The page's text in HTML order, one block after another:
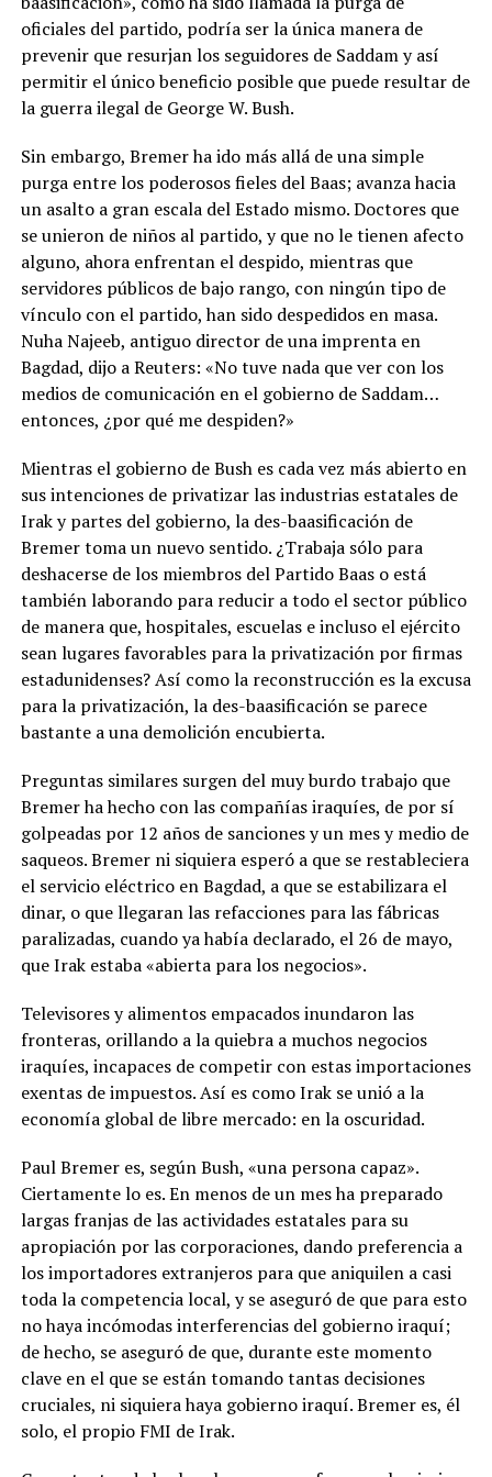
oficiales del partido, podría ser la única manera de
prevenir que resurjan los seguidores de Saddam y así
permitir el único beneficio posible que puede resultar de
la guerra ilegal de George W. Bush.
Sin embargo, Bremer ha ido más allá de una simple
purga entre los poderosos fieles del Baas; avanza hacia
un asalto a gran escala del Estado mismo. Doctores que
se unieron de niños al partido, y que no le tienen afecto
alguno, ahora enfrentan el despido, mientras que
servidores públicos de bajo rango, con ningún tipo de
vínculo con el partido, han sido despedidos en masa.
Nuha Najeeb, antiguo director de una imprenta en
Bagdad, dijo a Reuters: «No tuve nada que ver con los
medios de comunicación en el gobierno de Saddam…
entonces, ¿por qué me despiden?»
Mientras el gobierno de Bush es cada vez más abierto en
sus intenciones de privatizar las industrias estatales de
Irak y partes del gobierno, la des-baasificación de
Bremer toma un nuevo sentido. ¿Trabaja sólo para
deshacerse de los miembros del Partido Baas o está
también laborando para reducir a todo el sector público
de manera que, hospitales, escuelas e incluso el ejército
sean lugares favorables para la privatización por firmas
estadunidenses? Así como la reconstrucción es la excusa
para la privatización, la des-baasificación se parece
bastante a una demolición encubierta.
Preguntas similares surgen del muy burdo trabajo que
Bremer ha hecho con las compañías iraquíes, de por sí
golpeadas por 12 años de sanciones y un mes y medio de
saqueos. Bremer ni siquiera esperó a que se restableciera
el servicio eléctrico en Bagdad, a que se estabilizara el
dinar, o que llegaran las refacciones para las fábricas
paralizadas, cuando ya había declarado, el 26 de mayo,
que Irak estaba «abierta para los negocios».
Televisores y alimentos empacados inundaron las
fronteras, orillando a la quiebra a muchos negocios
iraquíes, incapaces de competir con estas importaciones
exentas de impuestos. Así es como Irak se unió a la
economía global de libre mercado: en la oscuridad.
Paul Bremer es, según Bush, «una persona capaz».
Ciertamente lo es. En menos de un mes ha preparado
largas franjas de las actividades estatales para su
apropiación por las corporaciones, dando preferencia a
los importadores extranjeros para que aniquilen a casi
toda la competencia local, y se aseguró de que para esto
no haya incómodas interferencias del gobierno iraquí;
de hecho, se aseguró de que, durante este momento
clave en el que se están tomando tantas decisiones
cruciales, ni siquiera haya gobierno iraquí. Bremer es, él
solo, el propio FMI de Irak.